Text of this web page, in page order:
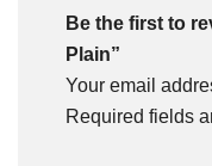
Be the first to
Plain”
Your email
Required fields